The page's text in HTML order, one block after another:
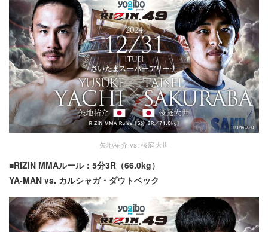
矢地祐介 vs. 桜庭大世
■RIZIN MMAルール：5分3R（66.0kg）
YA-MAN vs. カルシャガ・ダウトベック